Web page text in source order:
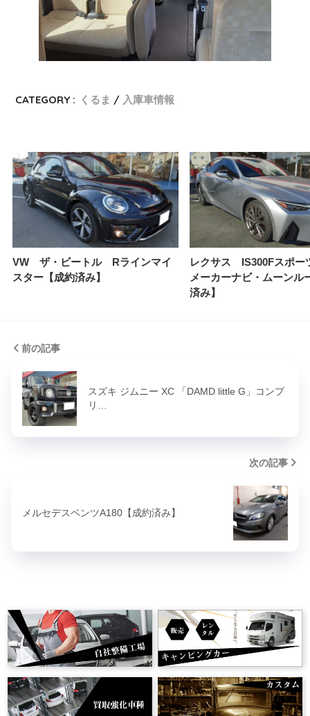
CATEGORY : くるま 入庫車情報
VW ザ・ビートル Rラインマイ
スター【成約済み】
レクサス IS300Fスポ
メーカーナビ・ムーンル
済み】
前の記事
スズキ ジムニー XC 「DAMD little G」コンプ
リ…
次の記事
メルセデスベンツA180【成約済み】